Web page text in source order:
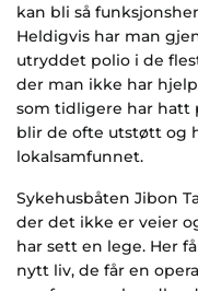
kan bli så
Heldigvis har man
utryddet polio i de
der man ikke har
som tidligere har hatt
blir de ofte utstøtt og
lokalsamfunnet.
Sykehusbåten Jibon
der det ikke er veier
har sett en lege. Her
nytt liv, de får en